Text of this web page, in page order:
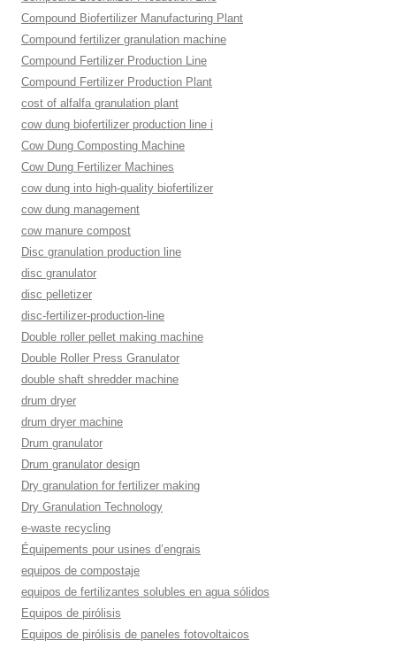
Compound Biofertilizer Manufacturing Plant
Compound fertilizer granulation machine
Compound Fertilizer Production Line
Compound Fertilizer Production Plant
cost of alfalfa granulation plant
cow dung biofertilizer production line i
Cow Dung Composting Machine
Cow Dung Fertilizer Machines
cow dung into high-quality biofertilizer
cow dung management
cow manure compost
Disc granulation production line
disc granulator
disc pelletizer
disc-fertilizer-production-line
Double roller pellet making machine
Double Roller Press Granulator
double shaft shredder machine
drum dryer
drum dryer machine
Drum granulator
Drum granulator design
Dry granulation for fertilizer making
Dry Granulation Technology
e-waste recycling
Équipements pour usines d’engrais
equipos de compostaje
equipos de fertilizantes solubles en agua sólidos
Equipos de pirólisis
Equipos de pirólisis de paneles fotovoltaicos